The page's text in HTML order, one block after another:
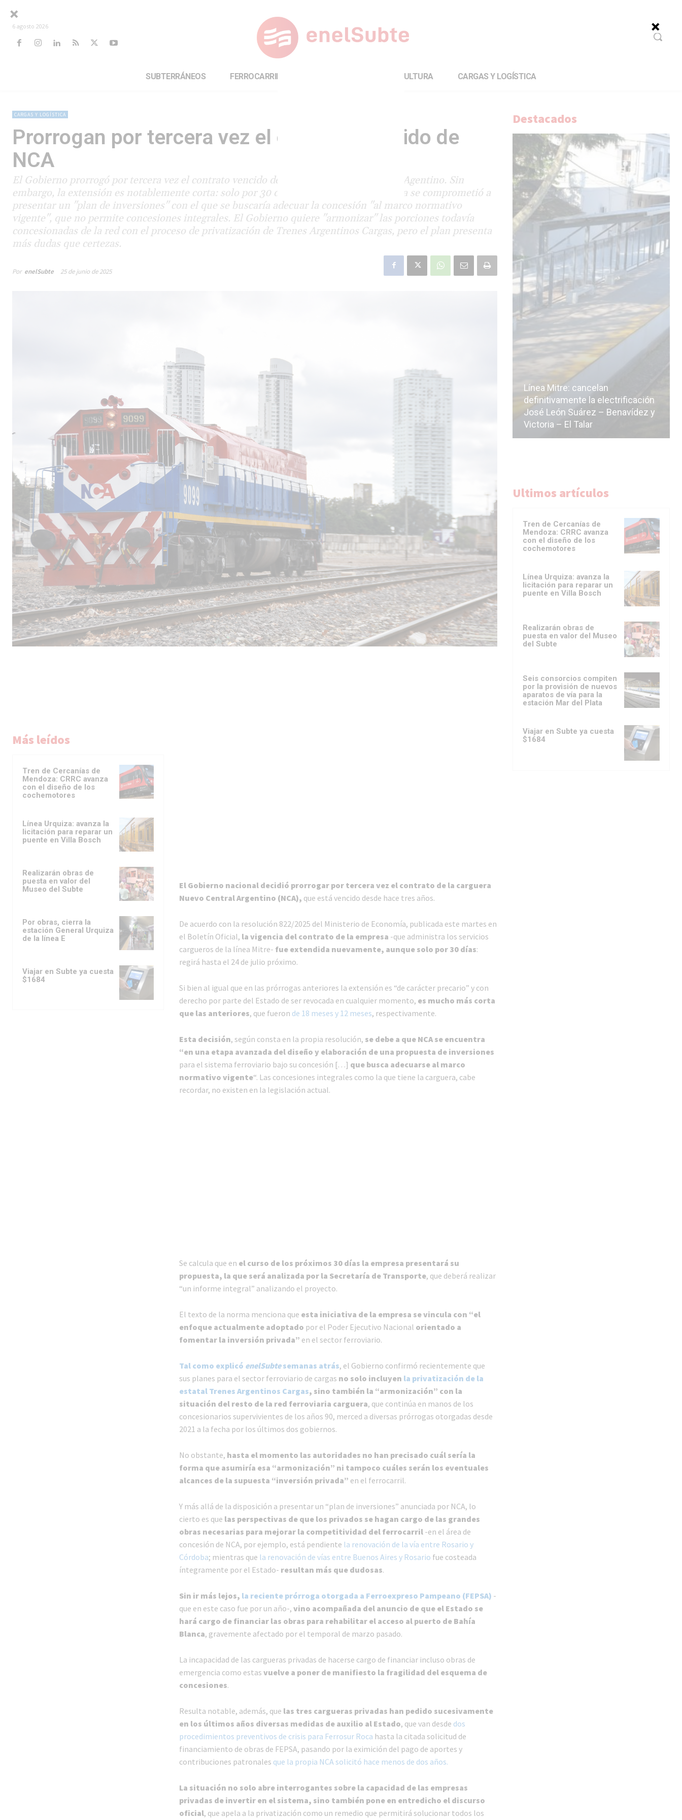
6 agosto 2026
SUBTERRÁNEOS FERROCARRILES CULTURA CARGAS Y LOGÍSTICA
CARGAS Y LOGÍSTICA
Prorrogan por tercera vez el contrato vencido de
NCA
El Gobierno prorrogó por tercera vez el contrato vencido de la carguera Nuevo Central Agentino. Sin
embargo, la extensión es notablemente corta: solo por 30 días. En ese plazo, la empresa se comprometió a
presentar un "plan de inversiones" con el que se buscaría adecuar la concesión "al marco normativo
vigente", que no permite concesiones integrales. El Gobierno quiere "armonizar" las porciones todavía
concesionadas de la red con el proceso de privatización de Trenes Argentinos Cargas, pero el plan presenta
más dudas que certezas.
Por enelSubte 25 de junio de 2025
Más leídos
Tren de Cercanías de
Mendoza: CRRC avanza
con el diseño de los
cochemotores
Línea Urquiza: avanza la
licitación para reparar un
puente en Villa Bosch
Realizarán obras de
puesta en valor del
Museo del Subte
Por obras, cierra la
estación General Urquiza
de la línea E
Viajar en Subte ya cuesta
$1684
El Gobierno nacional decidió prorrogar por tercera vez el contrato de la carguera
Nuevo Central Argentino (NCA), que está vencido desde hace tres años.
De acuerdo con la resolución 822/2025 del Ministerio de Economía, publicada este martes en
el Boletín Oficial, la vigencia del contrato de la empresa -que administra los servicios
cargueros de la línea Mitre- fue extendida nuevamente, aunque solo por 30 días:
regirá hasta el 24 de julio próximo.
Si bien al igual que en las prórrogas anteriores la extensión es “de carácter precario” y con
derecho por parte del Estado de ser revocada en cualquier momento, es mucho más corta
que las anteriores, que fueron de 18 meses y 12 meses, respectivamente.
Esta decisión, según consta en la propia resolución, se debe a que NCA se encuentra
“en una etapa avanzada del diseño y elaboración de una propuesta de inversiones
para el sistema ferroviario bajo su concesión […] que busca adecuarse al marco
normativo vigente“. Las concesiones integrales como la que tiene la carguera, cabe
recordar, no existen en la legislación actual.
Se calcula que en el curso de los próximos 30 días la empresa presentará su
propuesta, la que será analizada por la Secretaría de Transporte, que deberá realizar
“un informe integral” analizando el proyecto.
El texto de la norma menciona que esta iniciativa de la empresa se vincula con “el
enfoque actualmente adoptado por el Poder Ejecutivo Nacional orientado a
fomentar la inversión privada” en el sector ferroviario.
Tal como explicó enelSubtesemanas atrás, el Gobierno confirmó recientemente que
sus planes para el sector ferroviario de cargas no solo incluyen la privatización de la
estatal Trenes Argentinos Cargas, sino también la “armonización” con la
situación del resto de la red ferroviaria carguera, que continúa en manos de los
concesionarios supervivientes de los años 90, merced a diversas prórrogas otorgadas desde
2021 a la fecha por los últimos dos gobiernos.
No obstante, hasta el momento las autoridades no han precisado cuál sería la
forma que asumiría esa “armonización” ni tampoco cuáles serán los eventuales
alcances de la supuesta “inversión privada” en el ferrocarril.
Y más allá de la disposición a presentar un “plan de inversiones” anunciada por NCA, lo
cierto es que las perspectivas de que los privados se hagan cargo de las grandes
obras necesarias para mejorar la competitividad del ferrocarril-en el área de
concesión de NCA, por ejemplo, está pendiente la renovación de la vía entre Rosario y
Córdoba; mientras que la renovación de vías entre Buenos Aires y Rosario fue costeada
íntegramente por el Estado- resultan más que dudosas.
Sin ir más lejos, la reciente prórroga otorgada a Ferroexpreso Pampeano (FEPSA) -
que en este caso fue por un año-, vino acompañada del anuncio de que el Estado se
hará cargo de financiar las obras para rehabilitar el acceso al puerto de Bahía
Blanca, gravemente afectado por el temporal de marzo pasado.
La incapacidad de las cargueras privadas de hacerse cargo de financiar incluso obras de
emergencia como estas vuelve a poner de manifiesto la fragilidad del esquema de
concesiones.
Resulta notable, además, que las tres cargueras privadas han pedido sucesivamente
en los últimos años diversas medidas de auxilio al Estado, que van desde dos
procedimientos preventivos de crisis para Ferrosur Roca hasta la citada solicitud de
financiamiento de obras de FEPSA, pasando por la eximición del pago de aportes y
contribuciones patronales que la propia NCA solicitó hace menos de dos años.
La situación no solo abre interrogantes sobre la capacidad de las empresas
privadas de invertir en el sistema, sino también pone en entredicho el discurso
oficial, que apela a la privatización como un remedio que permitirá solucionar todos los
Destacados
Malestar en el sector privado por
los cambios sin fin al proyecto de
la línea F
Línea Mitre: dieron oficialmente
de baja la construcción de la
estación Nordelta
Línea Mitre: cancelan
definitivamente la electrificación
José León Suárez – Benavídez y
Victoria – El Talar
Ultimos artículos
Tren de Cercanías de
Mendoza: CRRC avanza
con el diseño de los
cochemotores
Línea Urquiza: avanza la
licitación para reparar un
puente en Villa Bosch
Realizarán obras de
puesta en valor del Museo
del Subte
Seis consorcios compiten
por la provisión de nuevos
aparatos de vía para la
estación Mar del Plata
Viajar en Subte ya cuesta
$1684